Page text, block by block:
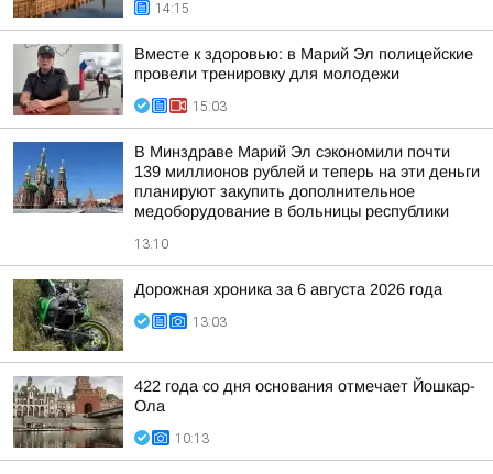
14:15
Вместе к здоровью: в Марий Эл полицейские
провели тренировку для молодежи
15:03
В Минздраве Марий Эл сэкономили почти
139 миллионов рублей и теперь на эти деньги
планируют закупить дополнительное
медоборудование в больницы республики
13:10
Дорожная хроника за 6 августа 2026 года
13:03
422 года со дня основания отмечает Йошкар-
Ола
10:13